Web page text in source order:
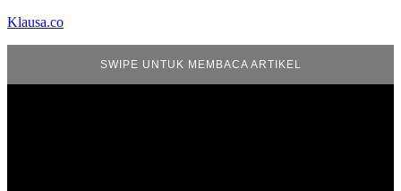
Klausa.co
SWIPE UNTUK MEMBACA ARTIKEL